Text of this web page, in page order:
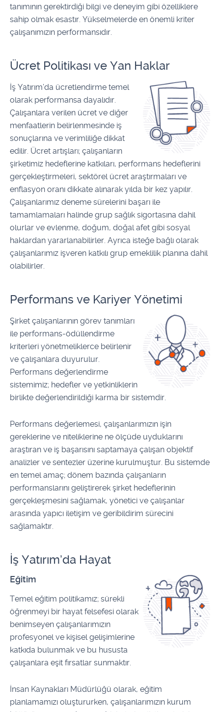
tanımının gerektirdiği bilgi ve deneyim gibi özelliklere
sahip olmak esastır. Yükselmelerde en önemli kriter
çalışanımızın performansıdır.
Ücret Politikası ve Yan Haklar
İş Yatırım’da ücretlendirme temel
olarak performansa dayalıdır.
Çalışanlara verilen ücret ve diğer
menfaatlerin belirlenmesinde iş
sonuçlarına ve verimliliğe dikkat
edilir. Ücret artışları; çalışanların
şirketimiz hedeflerine katkıları, performans hedeflerini
gerçekleştirmeleri, sektörel ücret araştırmaları ve
enflasyon oranı dikkate alınarak yılda bir kez yapılır.
Çalışanlarımız deneme sürelerini başarı ile
tamamlamaları halinde grup sağlık sigortasına dahil
olurlar ve evlenme, doğum, doğal afet gibi sosyal
haklardan yararlanabilirler. Ayrıca isteğe bağlı olarak
çalışanlarımız işveren katkılı grup emeklilik planına dahil
olabilirler.
Performans ve Kariyer Yönetimi
Şirket çalışanlarının görev tanımları
ile performans-ödüllendirme
kriterleri yönetmeliklerce belirlenir
ve çalışanlara duyurulur.
Performans değerlendirme
sistemimiz; hedefler ve yetkinliklerin
birlikte değerlendirildiği karma bir sistemdir.
Performans değerlemesi, çalışanlarımızın işin
gereklerine ve niteliklerine ne ölçüde uyduklarını
araştıran ve iş başarısını saptamaya çalışan objektif
analizler ve sentezler üzerine kurulmuştur. Bu sistemde
en temel amaç; dönem bazında çalışanların
performanslarını geliştirerek şirket hedeflerinin
gerçekleşmesini sağlamak, yönetici ve çalışanlar
arasında yapıcı iletişim ve geribildirim sürecini
sağlamaktır.
İş Yatırım’da Hayat
Eğitim
Temel eğitim politikamız; sürekli
öğrenmeyi bir hayat felsefesi olarak
benimseyen çalışanlarımızın
profesyonel ve kişisel gelişimlerine
katkıda bulunmak ve bu hususta
çalışanlara eşit fırsatlar sunmaktır.
İnsan Kaynakları Müdürlüğü olarak, eğitim
planlamamızı oluştururken, çalışanlarımızın kurum